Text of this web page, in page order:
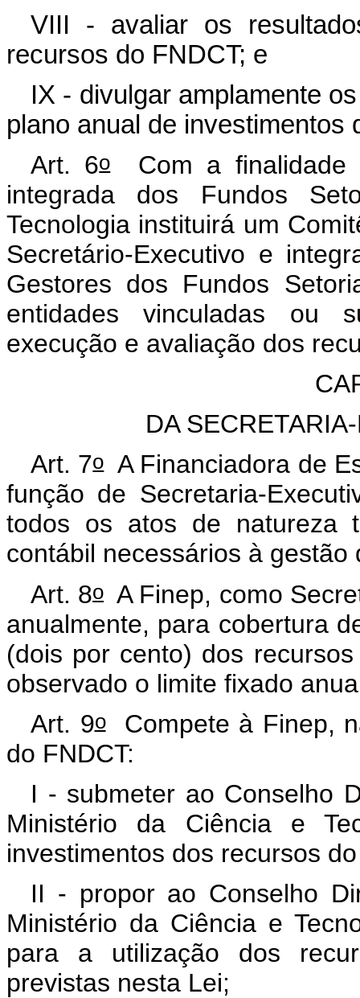
VIII - avaliar os
recursos do FNDCT; e
IX - divulgar amplamente
plano anual de investimentos
Art. 6oCom a finalidade
integrada dos Fundos
Tecnologia instituirá um
Secretário-Executivo e
Gestores dos Fundos
entidades vinculadas ou
execução e avaliação dos
DA
Art. 7oA Financiadora de
função de Secretaria-
todos os atos de natureza
contábil necessários à gestão
Art. 8oA Finep, como
anualmente, para cobertura
(dois por cento) dos
observado o limite fixado
Art. 9oCompete à Finep,
do FNDCT:
I - submeter ao Conselho
Ministério da Ciência e
investimentos dos recursos
II - propor ao Conselho
Ministério da Ciência e
para a utilização dos
previstas nesta Lei;